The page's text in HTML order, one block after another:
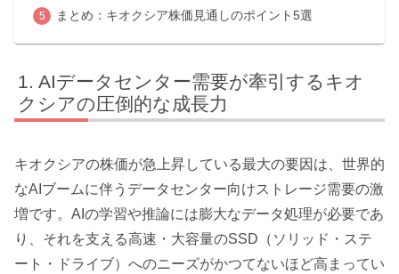
まとめ：キオクシア株価見通しのポイント5選
AIデータセンター需要が牽引するキオ
クシアの圧倒的な成長力
キオクシアの株価が急上昇している最大の要因は、世界的
なAIブームに伴うデータセンター向けストレージ需要の激
増です。AIの学習や推論には膨大なデータ処理が必要であ
り、それを支える高速・大容量のSSD（ソリッド・ステ
ート・ドライブ）へのニーズがかつてないほど高まってい